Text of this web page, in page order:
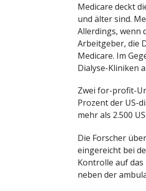
Medicare deckt
und älter sind.
Allerdings, wenn
Arbeitgeber, die
Medicare. Im
Dialyse-Kliniken
Zwei for-profit-
Prozent der US-
mehr als 2.500
Die Forscher
eingereicht bei
Kontrolle auf das
neben der